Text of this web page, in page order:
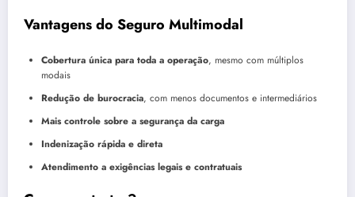
Vantagens do Seguro Multimodal
Cobertura única para toda a operação, mesmo com múltiplos
modais
Redução de burocracia, com menos documentos e intermediários
Mais controle sobre a segurança da carga
Indenização rápida e direta
Atendimento a exigências legais e contratuais